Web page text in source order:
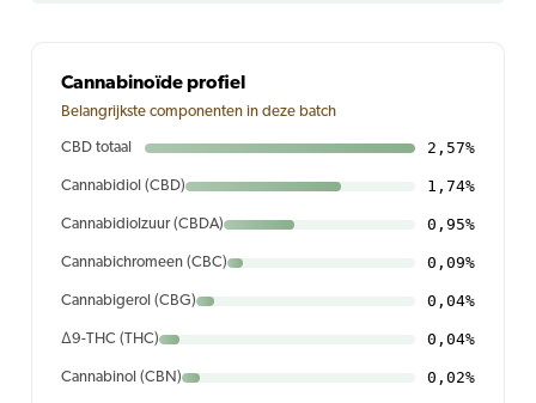
Cannabinoïde profiel
Belangrijkste componenten in deze batch
CBD totaal 2,57%
Cannabidiol (CBD) 1,74%
Cannabidiolzuur (CBDA) 0,95%
Cannabichromeen (CBC) 0,09%
Cannabigerol (CBG) 0,04%
Δ9-THC (THC) 0,04%
Cannabinol (CBN) 0,02%